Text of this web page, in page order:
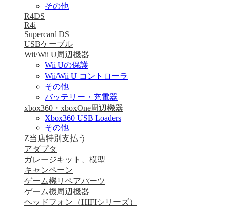
その他
R4DS
R4i
Supercard DS
USBケーブル
Wii/Wii U周辺機器
Wii Uの保護
Wii/Wii U コントローラ
その他
バッテリー・充電器
xbox360・xboxOne周辺機器
Xbox360 USB Loaders
その他
Z当店特別支払う
アダプタ
ガレージキット、模型
キャンペーン
ゲーム機リペアパーツ
ゲーム機周辺機器
ヘッドフォン（HIFIシリーズ）